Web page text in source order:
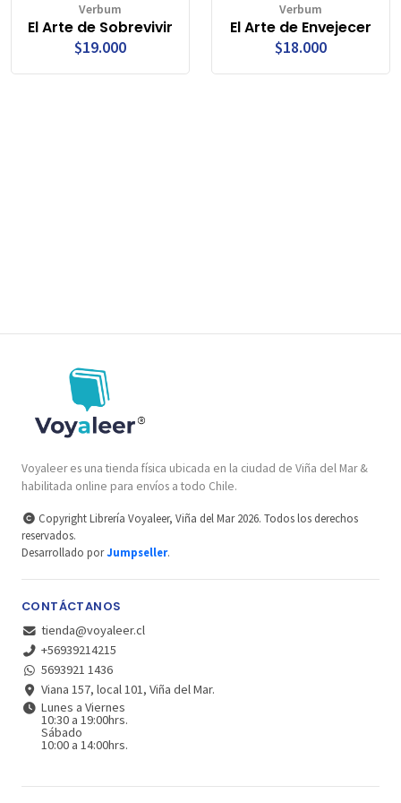
Verbum
El Arte de Sobrevivir
$19.000
Verbum
El Arte de Envejecer
$18.000
Voyaleer es una tienda física ubicada en la ciudad de Viña del Mar &
habilitada online para envíos a todo Chile.
Copyright Librería Voyaleer, Viña del Mar 2026. Todos los derechos
reservados.
Desarrollado porJumpseller.
CONTÁCTANOS
tienda@voyaleer.cl
+56939214215
5693921 1436
Viana 157, local 101, Viña del Mar.
Lunes a Viernes
10:30 a 19:00hrs.
Sábado
10:00 a 14:00hrs.